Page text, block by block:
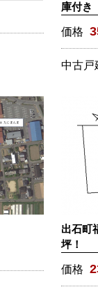
庫付き
価格
中古戸
出石
坪！
価格